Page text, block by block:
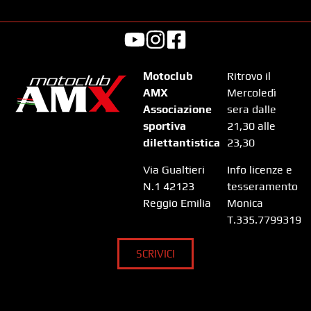
Motoclub
AMX
Associazione
sportiva
dilettantistica
Via Gualtieri
N.1 42123
Reggio Emilia
Ritrovo il
Mercoledì
sera dalle
21,30 alle
23,30
Info licenze e
tesseramento
Monica
T.335.7799319
SCRIVICI